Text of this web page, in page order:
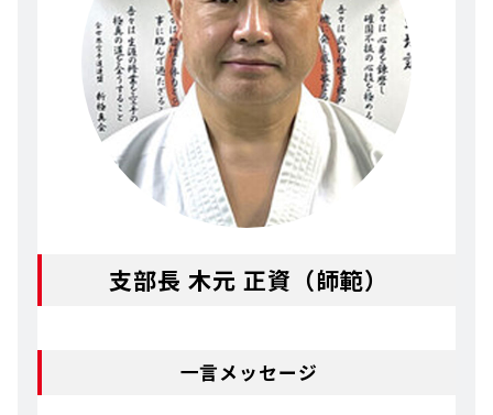
支部長 木元 正資（師範）
一言メッセージ